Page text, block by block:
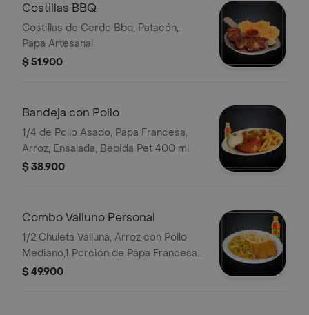
Costillas BBQ
Costillas de Cerdo Bbq, Patacón,
Papa Artesanal
$ 51.900
Bandeja con Pollo
1/4 de Pollo Asado, Papa Francesa,
Arroz, Ensalada, Bebida Pet 400 ml
$ 38.900
Combo Valluno Personal
1/2 Chuleta Valluna, Arroz con Pollo
Mediano,1 Porción de Papa Francesa,
1 Bebida Personal
$ 49.900